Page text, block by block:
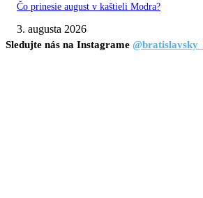
Čo prinesie august v kaštieli Modra?
3. augusta 2026
Sledujte nás na Instagrame